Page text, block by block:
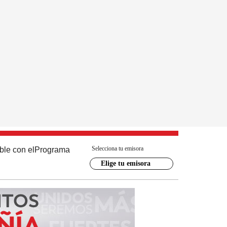
con el Programa Selecciona tu emisora
Elige tu emisora